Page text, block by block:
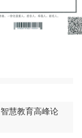
慧教育高峰论